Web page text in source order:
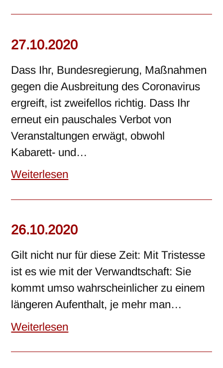
27.10.2020
Dass Ihr, Bundesregierung, Maßnahmen
gegen die Ausbreitung des Coronavirus
ergreift, ist zweifellos richtig. Dass Ihr
erneut ein pauschales Verbot von
Veranstaltungen erwägt, obwohl
Kabarett- und…
Weiterlesen
26.10.2020
Gilt nicht nur für diese Zeit: Mit Tristesse
ist es wie mit der Verwandtschaft: Sie
kommt umso wahrscheinlicher zu einem
längeren Aufenthalt, je mehr man…
Weiterlesen